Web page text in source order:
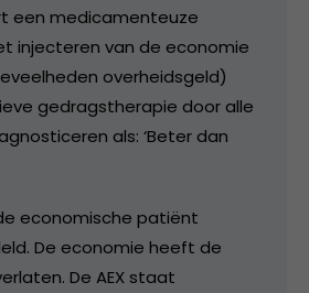
een medicamenteuze
injecteren van de economie
overheidsgeld)
gedragstherapie door alle
als: ‘Beter dan
economische patiënt
De economie heeft de
De AEX staat